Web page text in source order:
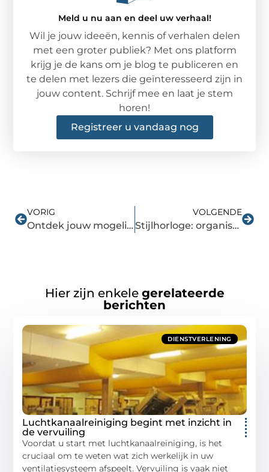
Meld u nu aan en deel uw verhaal!
Wil je jouw ideeën, kennis of verhalen delen
met een groter publiek? Met ons platform
krijg je de kans om je blog te publiceren en
te delen met lezers die geïnteresseerd zijn in
jouw content. Schrijf mee en laat je stem
horen!
Registreer u vandaag nog
VORIG
Ontdek jouw mogelijkheden binnen elektriciteit!
VOLGENDE
Stijlhorloge: organisch natuurlijk
Hier zijn enkele gerelateerde
berichten
DIENSTVERLENING
Luchtkanaalreiniging begint met inzicht in
de vervuiling
Voordat u start met luchtkanaalreiniging, is het
cruciaal om te weten wat zich werkelijk in uw
ventilatiesysteem afspeelt. Vervuiling is vaak niet